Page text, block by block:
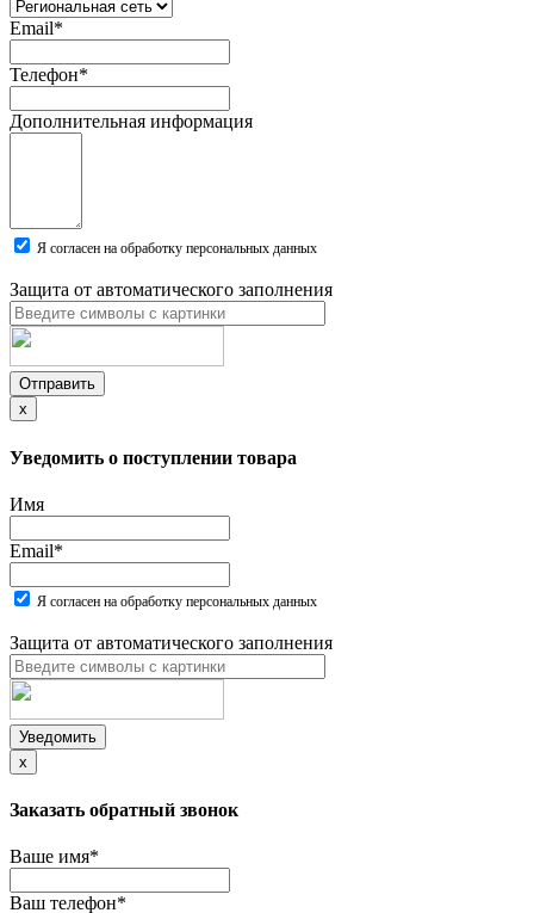
Email*
Телефон*
Дополнительная информация
Я согласен на обработку персональных данных
Защита от автоматического заполнения
Отправить
x
Уведомить о поступлении товара
Имя
Email*
Я согласен на обработку персональных данных
Защита от автоматического заполнения
Уведомить
x
Заказать обратный звонок
Ваше имя*
Ваш телефон*